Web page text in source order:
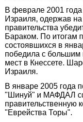
В феврале 2001
Израиля, одержав
правительства
Бараком. По итогам
состоявшихся в
победила с большим
мест в Кнессете.
Израиля.
В январе 2005 года
"Шинуй" и МАФДАЛ
правительственную
"Еврейства Торы".